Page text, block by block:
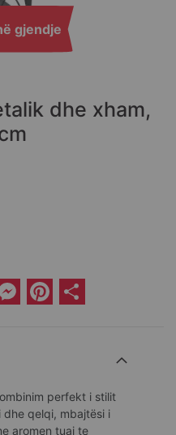
gjendje
dhe xham,
Messenger
Pinterest
perfekt i stilit
dhe qelqi, mbajtësi i
aromen tuaj te